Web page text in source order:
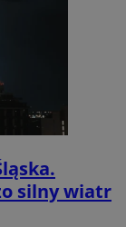
silny wiatr